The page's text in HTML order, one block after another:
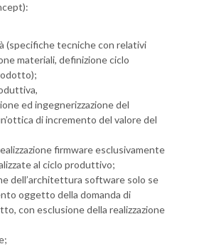
(specifiche tecniche con relativi
materiali, definizione ciclo
ed ingegnerizzazione del
di incremento del valore del
firmware esclusivamente
al ciclo produttivo;
dell’architettura software solo se
oggetto della domanda di
con esclusione della realizzazione